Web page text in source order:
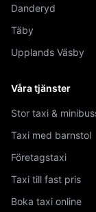
Danderyd
Täby
Upplands Väsby
Våra tjänster
Stor taxi &
Taxi med barnstol
Företagstaxi
Taxi till fast pris
Boka taxi online